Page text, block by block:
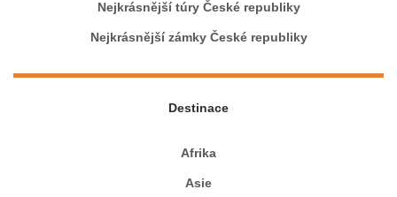
Nejkrásnější túry České republiky
Nejkrásnější zámky České republiky
Destinace
Afrika
Asie